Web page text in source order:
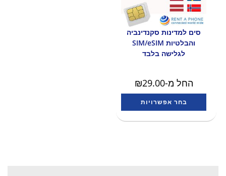
סים למדינות סקנדינביה
והבלטיות SIM/eSIM
לגלישה בלבד
החל מ- ₪29.00
בחר אפשרויות